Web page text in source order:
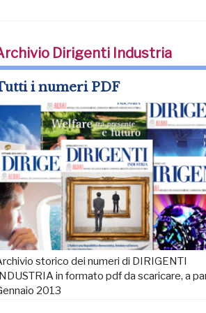
Dirigenti Industria
i numeri PDF
storico dei numeri di DIRIGENTI
in formato pdf da scaricare, a
2013